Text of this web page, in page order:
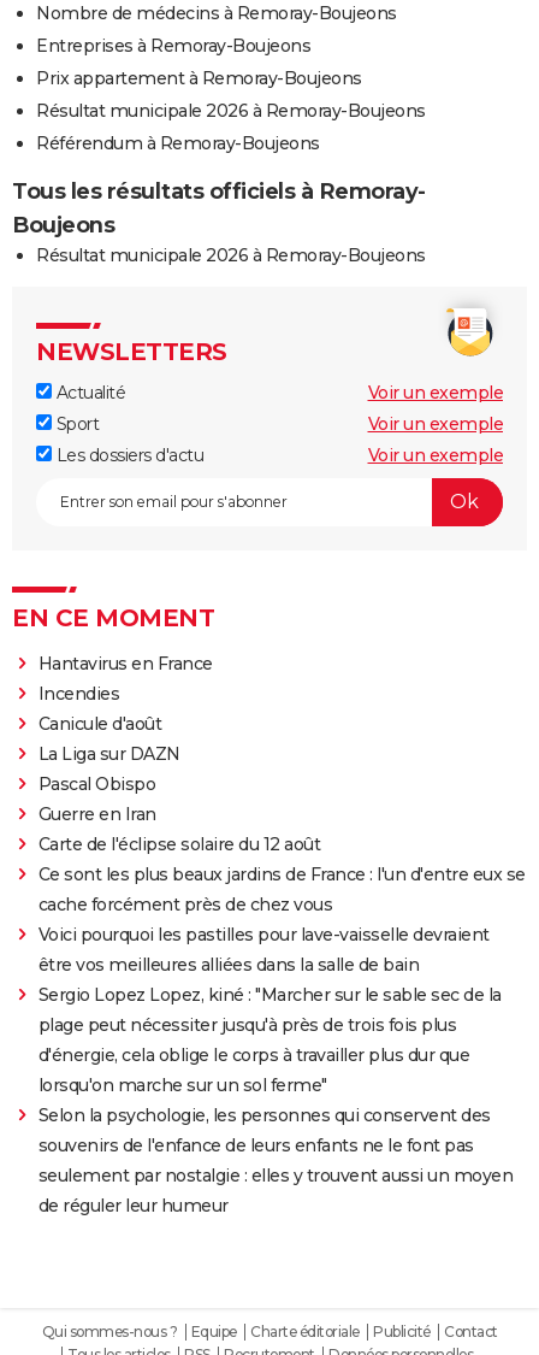
Nombre de médecins à Remoray-Boujeons
Entreprises à Remoray-Boujeons
Prix appartement à Remoray-Boujeons
Résultat municipale 2026 à Remoray-Boujeons
Référendum à Remoray-Boujeons
Tous les résultats officiels à Remoray-
Boujeons
Résultat municipale 2026 à Remoray-Boujeons
NEWSLETTERS
Actualité
Voir un exemple
Sport
Voir un exemple
Les dossiers d'actu
Voir un exemple
EN CE MOMENT
Hantavirus en France
Incendies
Canicule d'août
La Liga sur DAZN
Pascal Obispo
Guerre en Iran
Carte de l'éclipse solaire du 12 août
Ce sont les plus beaux jardins de France : l'un d'entre eux se
cache forcément près de chez vous
Voici pourquoi les pastilles pour lave-vaisselle devraient
être vos meilleures alliées dans la salle de bain
Sergio Lopez Lopez, kiné : "Marcher sur le sable sec de la
plage peut nécessiter jusqu'à près de trois fois plus
d'énergie, cela oblige le corps à travailler plus dur que
lorsqu'on marche sur un sol ferme"
Selon la psychologie, les personnes qui conservent des
souvenirs de l'enfance de leurs enfants ne le font pas
seulement par nostalgie : elles y trouvent aussi un moyen
de réguler leur humeur
Qui sommes-nous ? Equipe Charte éditoriale Publicité
Contact